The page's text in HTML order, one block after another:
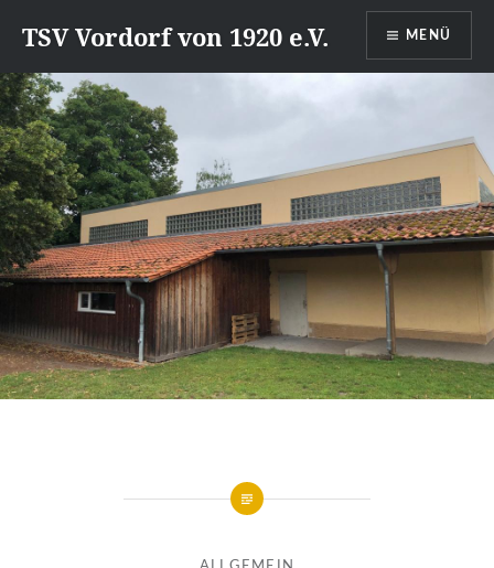
zumTSV Vordorf von 1920 e.V. MENÜ